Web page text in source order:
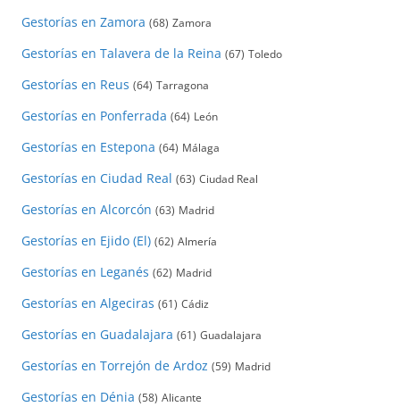
Gestorías en Zamora (68) Zamora
Gestorías en Talavera de la Reina (67) Toledo
Gestorías en Reus (64) Tarragona
Gestorías en Ponferrada (64) León
Gestorías en Estepona (64) Málaga
Gestorías en Ciudad Real (63) Ciudad Real
Gestorías en Alcorcón (63) Madrid
Gestorías en Ejido (El) (62) Almería
Gestorías en Leganés (62) Madrid
Gestorías en Algeciras (61) Cádiz
Gestorías en Guadalajara (61) Guadalajara
Gestorías en Torrejón de Ardoz (59) Madrid
Gestorías en Dénia (58) Alicante